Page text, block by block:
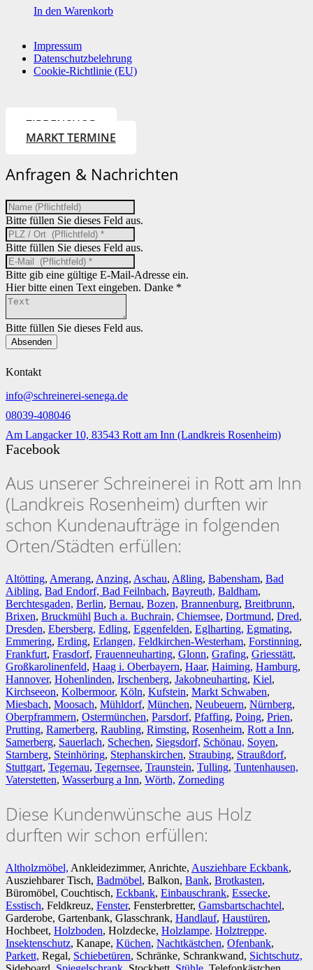
In den Warenkorb
Impressum
Datenschutzbelehrung
Cookie-Richtlinie (EU)
ZIRBENSHOP
MARKT TERMINE
Anfragen & Nachrichten
Bitte füllen Sie dieses Feld aus.
Bitte füllen Sie dieses Feld aus.
Bitte gib eine gültige E-Mail-Adresse ein.
Hier bitte einen Text eingeben. Danke *
Bitte füllen Sie dieses Feld aus.
Absenden
Kontakt
info@schreinerei-senega.de
08039-408046
Am Langacker 10, 83543 Rott am Inn (Landkreis Rosenheim)
Facebook
Aus unserer Schreinerei in Rott am Inn
(Landkreis Rosenheim) durften wir
schon Kundenaufträge in folgenden
Orten/Städten erfüllen:
Altötting, Amerang, Anzing, Aschau, Aßling, Babensham, Bad
Aibling, Bad Endorf, Bad Feilnbach, Bayreuth, Baldham,
Berchtesgaden, Berlin, Bernau, Bozen, Brannenburg, Breitbrunn,
Brixen, Bruckmühl Buch a. Buchrain, Chiemsee, Dortmund, Dred,
Dresden, Ebersberg, Edling, Eggenfelden, Eglharting, Egmating,
Emmering, Erding, Erlangen, Feldkirchen-Westerham, Forstinning,
Frankfurt, Frasdorf, Frauenneuharting, Glonn, Grafing, Griesstätt,
Großkarolinenfeld, Haag i. Oberbayern, Haar, Haiming, Hamburg,
Hannover, Hohenlinden, Irschenberg, Jakobneuharting, Kiel,
Kirchseeon, Kolbermoor, Köln, Kufstein, Markt Schwaben,
Miesbach, Moosach, Mühldorf, München, Neubeuern, Nürnberg,
Oberpframmern, Ostermünchen, Parsdorf, Pfaffing, Poing, Prien,
Prutting, Ramerberg, Raubling, Rimsting, Rosenheim, Rott a Inn,
Samerberg, Sauerlach, Schechen, Siegsdorf, Schönau, Soyen,
Starnberg, Steinhöring, Stephanskirchen, Straubing, Straußdorf,
Stuttgart, Tegernau, Tegernsee, Traunstein, Tulling, Tuntenhausen,
Vaterstetten, Wasserburg a Inn, Wörth, Zorneding
Diese Kundenwünsche aus Holz
durften wir schon erfüllen:
Altholzmöbel, Ankleidezimmer, Anrichte, Ausziehbare Eckbank,
Ausziehbarer Tisch, Badmöbel, Balkon, Bank, Brotkasten,
Büromöbel, Couchtisch, Eckbank, Einbauschrank, Essecke,
Esstisch, Feldkreuz, Fenster, Fensterbretter, Gamsbartschachtel,
Garderobe, Gartenbank, Glasschrank, Handlauf, Haustüren,
Hochbeet, Holzboden, Holzdecke, Holzlampe. Holztreppe.
Insektenschutz, Kanape, Küchen, Nachtkästchen, Ofenbank,
Parkett, Regal, Schiebetüren, Schränke, Schrankwand, Sichtschutz,